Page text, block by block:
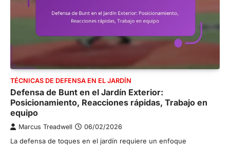
TÉCNICAS DE DEFENSA EN EL JARDÍN
Defensa de Bunt en el Jardín Exterior:
Posicionamiento, Reacciones rápidas, Trabajo en
equipo
Marcus Treadwell 06/02/2026
La defensa de toques en el jardín requiere un enfoque